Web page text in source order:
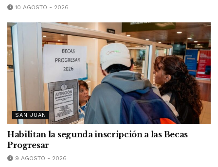
10 AGOSTO - 2026
SAN JUAN
Habilitan la segunda inscripción a las Becas
Progresar
9 AGOSTO - 2026